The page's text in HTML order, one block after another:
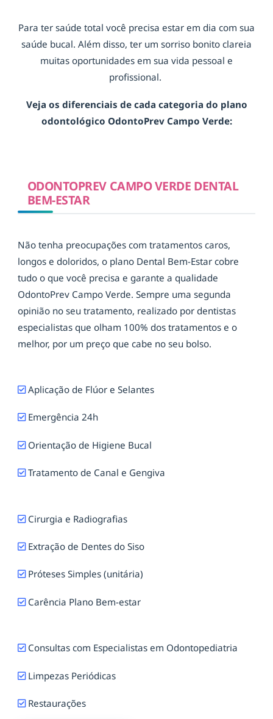
Para ter saúde total você precisa estar em dia com sua
saúde bucal. Além disso, ter um sorriso bonito clareia
muitas oportunidades em sua vida pessoal e
profissional.
Veja os diferenciais de cada categoria do plano
odontológico OdontoPrev Campo Verde:
ODONTOPREV CAMPO VERDE DENTAL
BEM-ESTAR
Não tenha preocupações com tratamentos caros,
longos e doloridos, o plano Dental Bem-Estar cobre
tudo o que você precisa e garante a qualidade
OdontoPrev Campo Verde. Sempre uma segunda
opinião no seu tratamento, realizado por dentistas
especialistas que olham 100% dos tratamentos e o
melhor, por um preço que cabe no seu bolso.
Aplicação de Flúor e Selantes
Emergência 24h
Orientação de Higiene Bucal
Tratamento de Canal e Gengiva
Cirurgia e Radiografias
Extração de Dentes do Siso
Próteses Simples (unitária)
Carência Plano Bem-estar
Consultas com Especialistas em Odontopediatria
Limpezas Periódicas
Restaurações